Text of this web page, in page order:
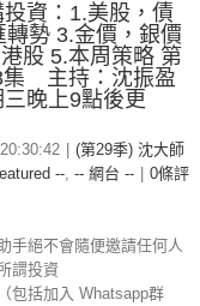
資：1.美股，債
轉勢 3.金價，銀價
股 5.本周策略 第
集 主持：沈振盈
三晚上9點後更
(第29季) 沈大師
--, -- 網台 --
0條評
手絕不會隨便邀請任何人
謂投資
包括加入 Whatsapp群